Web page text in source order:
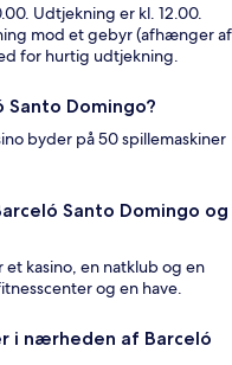
Udtjekning er kl. 12.00.
mod et gebyr (afhænger af
for hurtig udtjekning.
Santo Domingo?
byder på 50 spillemaskiner
Santo Domingo og
kasino, en natklub og en
og en have.
i nærheden af Barceló